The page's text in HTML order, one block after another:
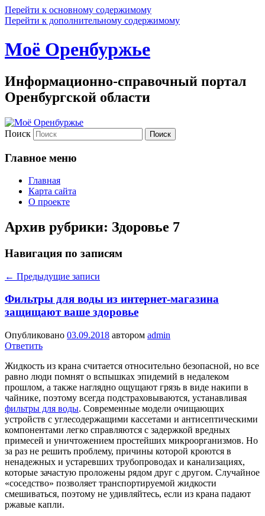
Перейти к основному содержимому
Перейти к дополнительному содержимому
Моё Оренбуржье
Информационно-справочный портал
Оренбургской области
Поиск
Главное меню
Главная
Карта сайта
О проекте
Архив рубрики: Здоровье 7
Навигация по записям
← Предыдущие записи
Фильтры для воды из интернет-магазина
защищают ваше здоровье
Опубликовано 03.09.2018 автором admin
Ответить
Жидкость из крана считается относительно безопасной, но все
равно люди помнят о вспышках эпидемий в недалеком
прошлом, а также наглядно ощущают грязь в виде накипи в
чайнике, поэтому всегда подстраховываются, устанавливая
фильтры для воды. Современные модели очищающих
устройств с углесодержащими кассетами и антисептическими
компонентами легко справляются с задержкой вредных
примесей и уничтожением простейших микроорганизмов. Но
за раз не решить проблему, причины которой кроются в
ненадежных и устаревших трубопроводах и канализациях,
которые зачастую проложены рядом друг с другом. Случайное
«соседство» позволяет транспортируемой жидкости
смешиваться, поэтому не удивляйтесь, если из крана падают
ржавые капли.